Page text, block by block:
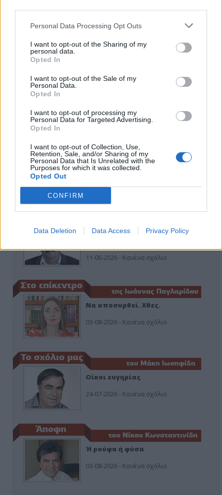
Personal Data Processing Opt Outs
I want to opt-out of the Sharing of my
personal data.
Opted In
I want to opt-out of the Sale of my
Personal Data.
Opted In
I want to opt-out of processing my
Personal Data for Targeted Advertising.
Opted In
I want to opt-out of Collection, Use,
Retention, Sale, and/or Sharing of my
Personal Data that Is Unrelated with the
Purposes for which it was collected.
Opted Out
CONFIRM
Data Deletion Data Access Privacy Policy
ΑΠΟΨΕΙΣ
Εδώ Παππάς, εκεί Παππάς, που είναι
ο ΣΥΡΙΖΑ και οι Κιλκισιώτες
26-07-2026 - Κανένα σχόλιο
Κιλκίς προς Χατζηδάκη: Στηρίξτε
11-06-2026 - Κανένα σχόλιο
Να αποσυρθεί. Χθες.
03-08-2026 - Κανένα σχόλιο
Οίκοι ευγηρίας
24-07-2026 - Κανένα σχόλιο
Ή ρούφα ή φύσα
03-08-2026 - Κανένα σχόλιο